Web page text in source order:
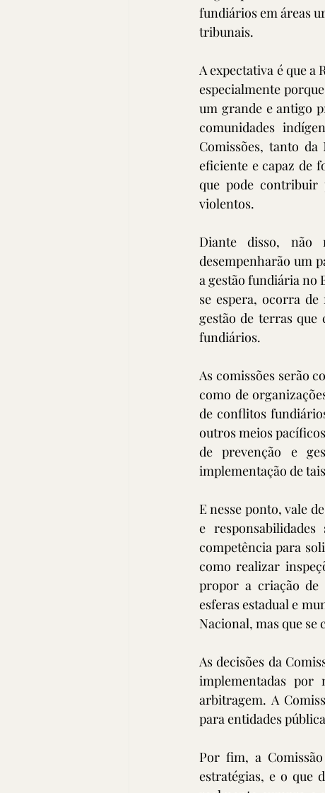
fundiários em áreas
tribunais.
A expectativa é que a
especialmente
um grande e antigo
comunidades
Comissões, tanto
eficiente e capaz de
que pode contribuir
violentos.
Diante disso, não
desempenharão um
a gestão fundiária no
se espera, ocorra de
gestão de terras
fundiários.
As comissões serão
como de
de conflitos
outros meios
de prevenção e
implementação de
E nesse ponto, vale
e
competência para
como realizar
propor a criação de
esferas estadual e
Nacional, mas que
As decisões da
implementadas por
arbitragem. A
para entidades
Por fim, a
estratégias, e o que